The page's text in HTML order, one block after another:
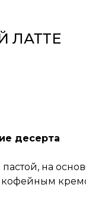
ЛАТТЕ
десерта
на